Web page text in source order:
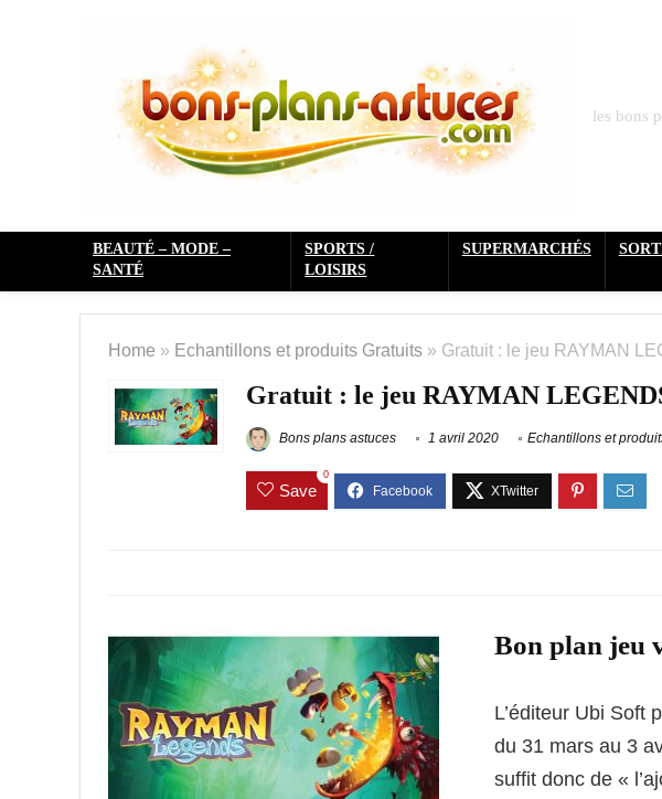
les bons
BEAUTÉ – MODE –
SANTÉ
SPORTS /
LOISIRS
SUPERMARCHÉS
Home » Echantillons et produits Gratuits » Gratuit : le jeu RAYMAN
Gratuit : le jeu RAYMAN
Bons plans astuces 1 avril 2020 Echantillons et
Save
0
Bon plan jeu
L’éditeur Ubi Soft
du 31 mars au 3
suffit donc de «